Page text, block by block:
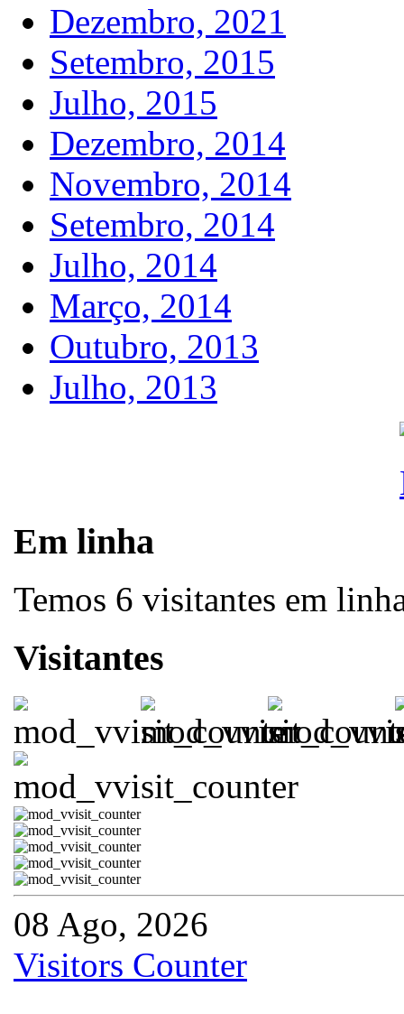
Dezembro, 2021
Setembro, 2015
Julho, 2015
Dezembro, 2014
Novembro, 2014
Setembro, 2014
Julho, 2014
Março, 2014
Outubro, 2013
Julho, 2013
Em linha
Temos 6 visitantes em
Visitantes
08 Ago, 2026
Visitors Counter